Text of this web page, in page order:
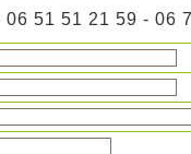
51 51 21 59 - 06